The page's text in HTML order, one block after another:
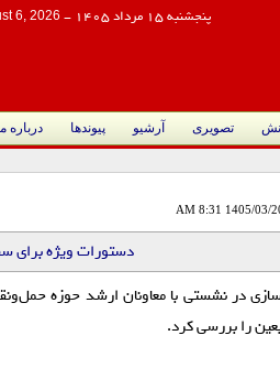
پنجشنبه 15 مرداد 1405 -
6, 2026
تصویری آرشیو پیوندها درباره
دستورات ویژه برای
در نشستی با معاونان ارشد حوزه
را بررسی کرد.